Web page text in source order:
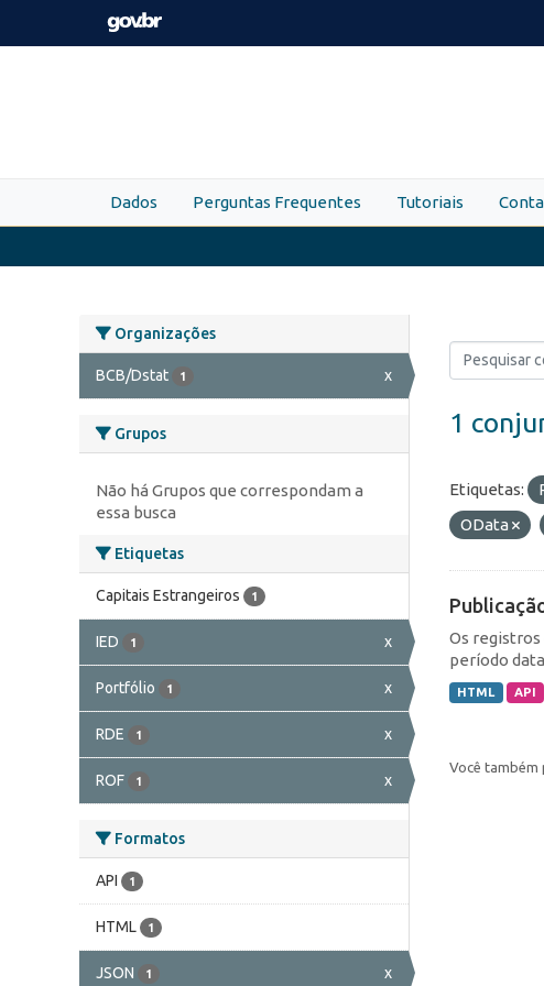
Skip to main content
Dados Perguntas Frequentes Tutoriais
Organizações
BCB/Dstat 1 x
Grupos
Não há Grupos que correspondam a
essa busca
Etiquetas
Capitais Estrangeiros 1
IED 1 x
Portfólio 1 x
RDE 1 x
ROF 1 x
Formatos
API 1
HTML 1
JSON 1 x
1
Etiquetas:
OData
Os
período
HTML API
Você também